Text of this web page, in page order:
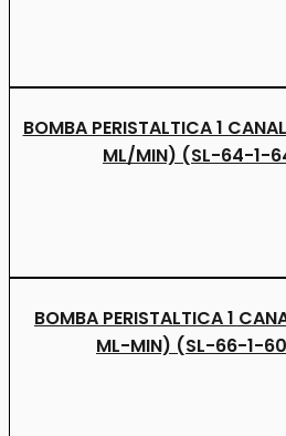
BOMBA PERISTALTICA 1
ML/MIN) (SL-64-1-
BOMBA PERISTALTICA 1
ML-MIN) (SL-66-1-